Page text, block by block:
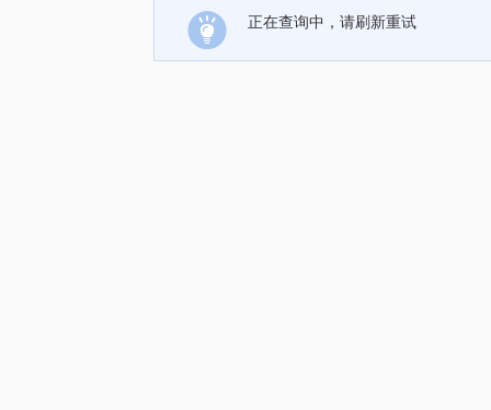
正在查询中，请刷新重试